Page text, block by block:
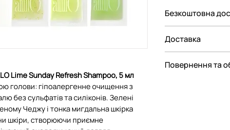
Lime Sunday Refresh Shampoo, 5 мл
голови: гіпоалергенне очищення з
без сульфатів та силіконів. Зелені
Чеджу і тонка мигдальна шкірка
шкіри, створюючи приємне
Безкоштовна
Україні при
Доставка
замовлення:
Повернення та